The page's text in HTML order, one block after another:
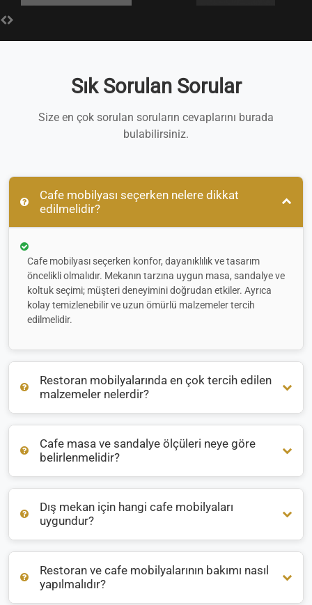
Sık Sorulan Sorular
Size en çok sorulan soruların cevaplarını burada
bulabilirsiniz.
Cafe mobilyası seçerken nelere dikkat
edilmelidir?
Cafe mobilyası seçerken konfor, dayanıklılık ve tasarım
öncelikli olmalıdır. Mekanın tarzına uygun masa, sandalye ve
koltuk seçimi; müşteri deneyimini doğrudan etkiler. Ayrıca
kolay temizlenebilir ve uzun ömürlü malzemeler tercih
edilmelidir.
Restoran mobilyalarında en çok tercih edilen
malzemeler nelerdir?
Restoran mobilyalarında genellikleahşap ,metalverattan
malzemeler öne çıkar. İç mekanlarda sıcak bir atmosfer için
ahşap, dış mekanlarda ise hava koşullarına dayanıklı
alüminyum veya rattan tercih edilir.
Cafe masa ve sandalye ölçüleri neye göre
belirlenmelidir?
Masa ve sandalye ölçüleri, mekanın büyüklüğüne ve oturma
düzenine göre belirlenir. Ortalama bir masa yüksekliği 75
cm, sandalye oturma yüksekliği ise 45 cm civarındadır. Bu
oranlar kullanıcı konforunu sağlar.
Dış mekan için hangi cafe mobilyaları
uygundur?
Dış mekanlardasuya, güneşe ve neme dayanıklımobilyalar
tercih edilmelidir. Rattan, alüminyum ve galvanizli metal
ürünler uzun ömürlü kullanım sağlar. Ayrıca UV korumalı
Restoran ve cafe mobilyalarının bakımı nasıl
yapılmalıdır?